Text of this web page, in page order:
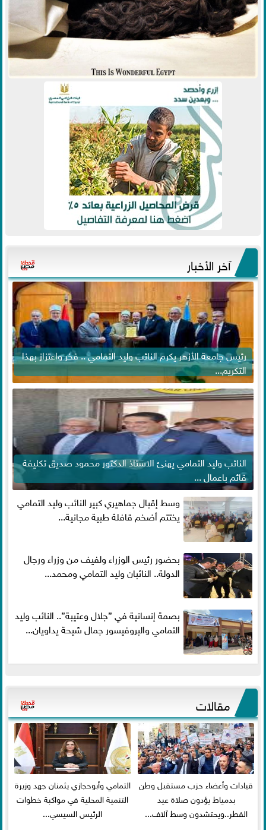
آخر الأخبار
رئيس جامعة الأزهر يكرم النائب وليد التمامي .. فخر واعتزاز بهذا
التكريم...
النائب وليد التمامي يهنئ الاستاذ الدكتور محمود صديق تكليفة
قائم باعمال ...
وسط إقبال جماهيري كبير النائب وليد التمامي
يختتم أضخم قافلة طبية مجانية...
بحضور رئيس الوزراء ولفيف من وزراء ورجال
الدولة.. النائبان وليد التمامي ومحمد...
بصمة إنسانية في ”جلال وعتيبة”.. النائب وليد
التمامي والبروفيسور جمال شيحة يداويان...
مقالات
قيادات وأعضاء حزب مستقبل وطن
بدمياط يؤدون صلاة عيد
الفطر..ويحتشدون وسط آلاف...
التمامي وأبوحجازي يثمنان جهد وزيرة
التنمية المحلية في مواكبة خطوات
الرئيس السيسي...